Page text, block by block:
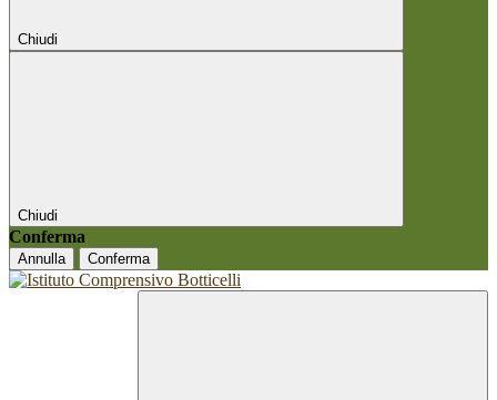
Chiudi
Chiudi
Conferma
Annulla Conferma